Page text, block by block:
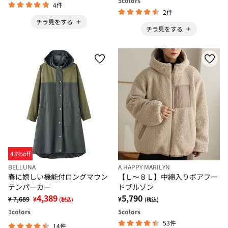
4件
チラ見をする
2件
チラ見をする
43%off
BELLUNA
春に嬉しい機能付ロングマウン
テンパーカー
¥ 7,689 ¥4,389 (税込)
1colors
14件
A HAPPY MARILYN
【Ｌ～８Ｌ】中綿入りボアフー
ドブルゾン
¥5,790 (税込)
5colors
53件